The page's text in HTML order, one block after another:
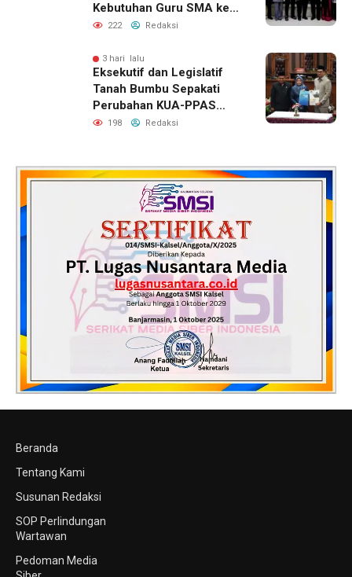
Kebutuhan Guru SMA ke
Pemprov Kalsel
222 Redaksi
3 hari lalu
Eksekutif dan Legislatif
Tanah Bumbu Sepakati
Perubahan KUA-PPAS
2026, Perkuat Sinergi
198 Redaksi
Beranda
Tentang Kami
Susunan Redaksi
SOP Perlindungan
Wartawan
Pedoman Media